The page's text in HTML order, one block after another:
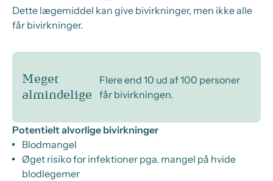
Dette lægemiddel kan give bivirkninger, men ikke alle
får bivirkninger.
Meget
almindelige
Flere end 10 ud af 100 personer
får bivirkningen.
Potentielt alvorlige bivirkninger
Blodmangel
Øget risiko for infektioner pga. mangel på hvide
blodlegemer